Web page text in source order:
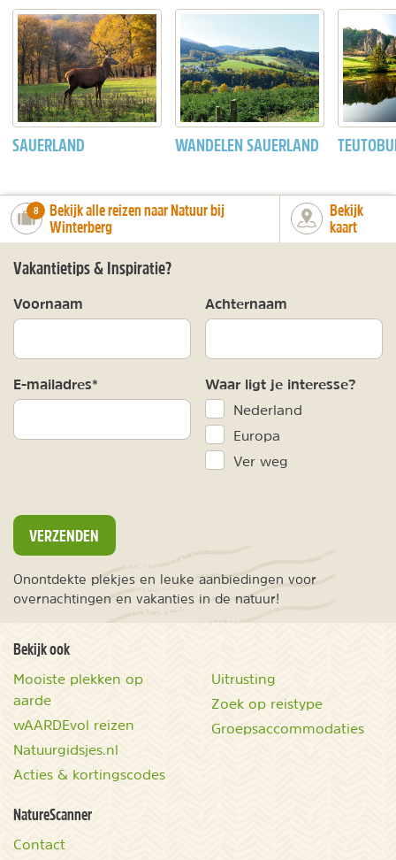
SAUERLAND WANDELEN SAUERLAND
number_of_trips:
8
Bekijk alle reizen naar Natuur bij
Winterberg
Bekijk
kaart
Vakantietips & Inspiratie?
Voornaam Achternaam
E-mailadres* Waar ligt je interesse?
Nederland
Europa
Ver weg
VERZENDEN
Onontdekte plekjes en leuke aanbiedingen voor
overnachtingen en vakanties in de natuur!
Bekijk ook
Mooiste plekken op
aarde
wAARDEvol reizen
Natuurgidsjes.nl
Acties & kortingscodes
Uitrusting
Zoek op reistype
Groepsaccommodaties
NatureScanner
Contact